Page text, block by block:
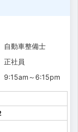
自動車整備士
正社員
9:15am ～ 6:15pm